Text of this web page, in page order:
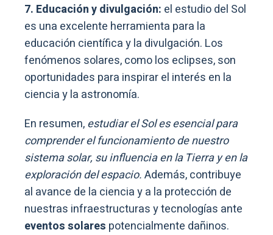
7. Educación y divulgación: el estudio del Sol
es una excelente herramienta para la
educación científica y la divulgación. Los
fenómenos solares, como los eclipses, son
oportunidades para inspirar el interés en la
ciencia y la astronomía.
En resumen,estudiar el Sol es esencial para
comprender el funcionamiento de nuestro
sistema solar, su influencia en la Tierra y en la
exploración del espacio.Además, contribuye
al avance de la ciencia y a la protección de
nuestras infraestructuras y tecnologías ante
eventos solares potencialmente dañinos.